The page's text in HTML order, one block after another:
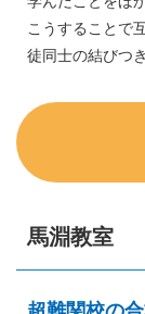
こうすることで
徒同士の結びつ
馬淵教室